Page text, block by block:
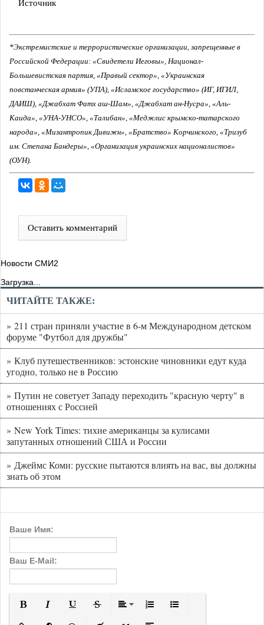
Источник
*Экстремистские и террористические организации, запрещенные в
Российской Федерации: «Свидетели Иеговы», Национал-
Большевистская партия, «Правый сектор», «Украинская
повстанческая армия» (УПА), «Исламское государство» (ИГ, ИГИЛ,
ДАИШ), «Джабхат Фатх аш-Шам», «Джабхат ан-Нусра», «Аль-
Каида», «УНА-УНСО», «Талибан», «Меджлис крымско-татарского
народа», «Мизантропик Дивижн», «Братство» Корчинского, «Тризуб
им. Степана Бандеры», «Организация украинских националистов»
(ОУН).
Оставить комментарий
Новости СМИ2
Загрузка...
ЧИТАЙТЕ ТАКЖЕ:
» 211 стран приняли участие в 6-м Международном детском
форуме "Футбол для дружбы"
» Клуб путешественников: эстонские чиновники едут куда
угодно, только не в Россию
» Путин не советует Западу переходить "красную черту" в
отношениях с Россией
» New York Times: тихие американцы за кулисами
запутанных отношений США и России
» Джеймс Коми: русские пытаются влиять на вас, вы должны
знать об этом
Ваше Имя:
Ваш E-Mail:
Подчеркнутый